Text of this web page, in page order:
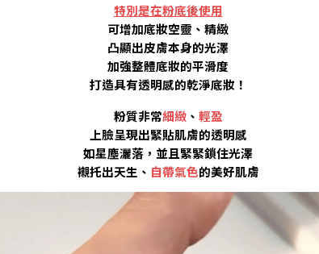
特別是在粉底後使用
可增加底妝空靈、精緻
凸顯出皮膚本身的光澤
加強整體底妝的平滑度
打造具有透明感的乾淨底妝！
粉質非常細緻、 輕盈
上臉呈現出緊貼肌膚的透明感
如星塵灑落，並且緊緊鎖住光澤
襯托出天生、 自帶氣色的美好肌膚